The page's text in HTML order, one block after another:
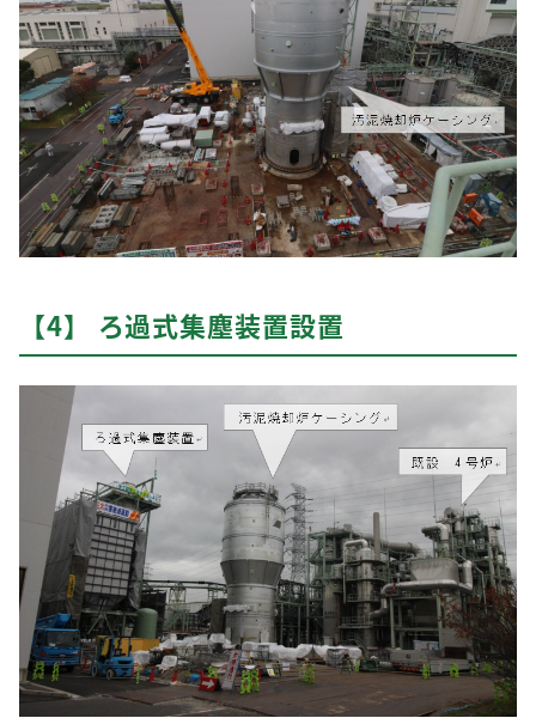
【4】 ろ過式集塵装置設置